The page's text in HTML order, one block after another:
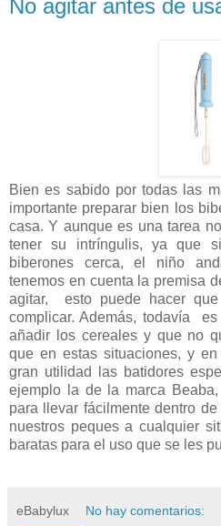
No agitar antes de
Bien es sabido por todas las
importante preparar bien los
casa. Y aunque es una tarea
tener su intríngulis, ya que
biberones cerca, el niño
tenemos en cuenta la premisa
agitar, esto puede hacer
complicar. Además, todavía
añadir los cereales y que no
que en estas situaciones, y
gran utilidad las batidores
ejemplo la de la marca
para llevar fácilmente dentro
nuestros peques a cualquier
baratas para el uso que se les
eBabylux No hay comentarios: